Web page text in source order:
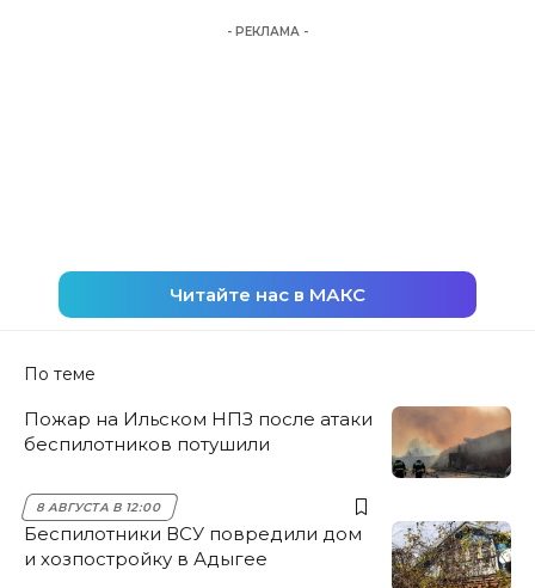
- РЕКЛАМА -
Читайте нас в МАКС
По теме
Пожар на Ильском НПЗ после атаки
беспилотников потушили
8 АВГУСТА В 12:00
Беспилотники ВСУ повредили дом
и хозпостройку в Адыгее